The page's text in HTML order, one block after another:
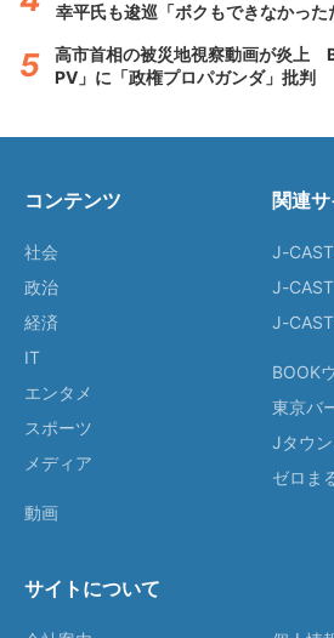
幸平氏も逡巡「ボクもできなかった
高市首相の被災地視察動画が炎上
PV」に「政権プロパガンダ」批判
コンテンツ
社会
政治
経済
IT
エンタメ
スポーツ
メディア
動画
関連サ
J-
J-
J-
BOOK
東京バ
Jタウ
ゼロま
サイトについて